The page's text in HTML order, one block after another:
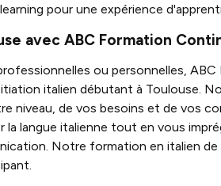
pour une expérience
avec ABC Formation
ou personnelles,
italien débutant à Toulouse.
niveau, de vos besoins et de vos
langue italienne tout en vous
Notre formation en italien